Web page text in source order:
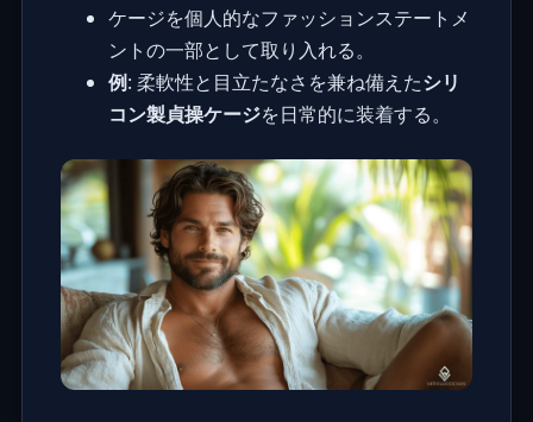
ケージを個人的なファッションステートメ
ントの一部として取り入れる。
例: 柔軟性と目立たなさを兼ね備えたシリ
コン製貞操ケージを日常的に装着する。